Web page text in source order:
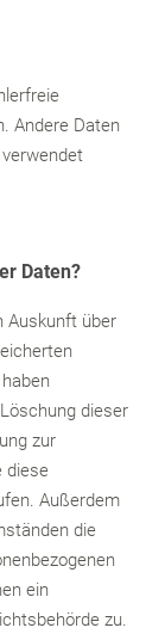
Andere Daten
Daten?
Auskunft über
dieser
zur
diese
Außerdem
die
ein
zu.